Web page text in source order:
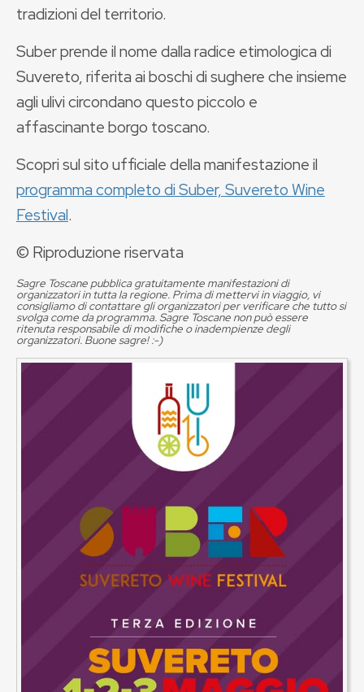
tradizioni del territorio.
Suber prende il nome dalla radice etimologica di
Suvereto, riferita ai boschi di sughere che insieme
agli ulivi circondano questo piccolo e
affascinante borgo toscano.
Scopri sul sito ufficiale della manifestazione il
programma completo di Suber, Suvereto Wine
Festival.
© Riproduzione riservata
Sagre Toscane pubblica gratuitamente manifestazioni di
organizzatori in tutta la regione. Prima di mettervi in viaggio, vi
consigliamo di contattare gli organizzatori per verificare che tutto si
svolga come da programma. Sagre Toscane non può essere
ritenuta responsabile di modifiche o inadempienze degli
organizzatori. Buone sagre! :-)